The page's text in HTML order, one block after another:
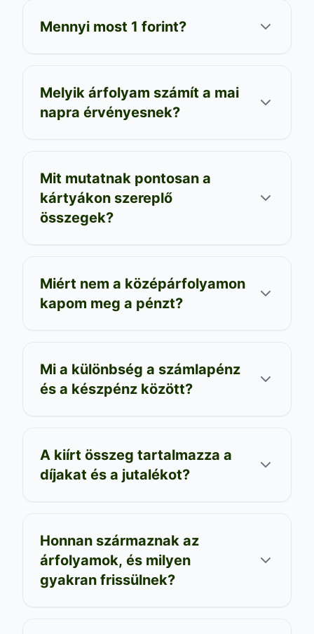
Mennyi most 1 forint?
Melyik árfolyam számít a mai
napra érvényesnek?
Mit mutatnak pontosan a
kártyákon szereplő
összegek?
Miért nem a középárfolyamon
kapom meg a pénzt?
Mi a különbség a számlapénz
és a készpénz között?
A kiírt összeg tartalmazza a
díjakat és a jutalékot?
Honnan származnak az
árfolyamok, és milyen
gyakran frissülnek?